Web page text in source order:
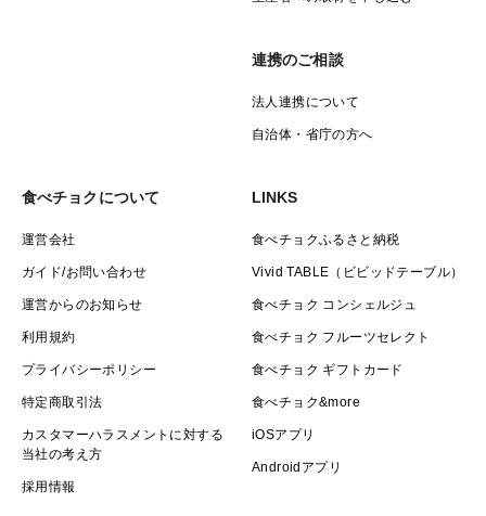
連携のご相談
法人連携について
自治体・省庁の方へ
食べチョクについて
運営会社
ガイド/お問い合わせ
運営からのお知らせ
利用規約
プライバシーポリシー
特定商取引法
カスタマーハラスメントに対する
当社の考え方
採用情報
LINKS
食べチョクふるさと納税
Vivid TABLE（ビビッドテーブル）
食べチョク コンシェルジュ
食べチョク フルーツセレクト
食べチョク ギフトカード
食べチョク&more
iOSアプリ
Androidアプリ